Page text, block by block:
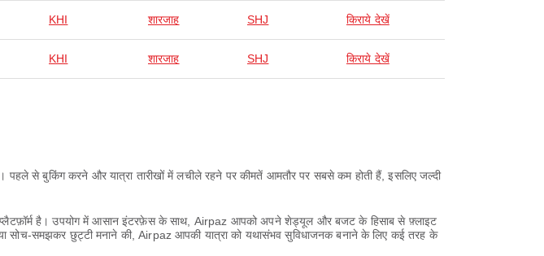
KHI शारजाह SHJ किराये देखें
KHI शारजाह SHJ किराये देखें
पहले से बुकिंग करने और यात्रा तारीखों में लचीले रहने पर कीमतें आमतौर पर सबसे कम होती हैं, इसलिए जल्दी
है। उपयोग में आसान इंटरफ़ेस के साथ, Airpaz आपको अपने शेड्यूल और बजट के हिसाब से फ़्लाइट
सोच-समझकर छुट्टी मनाने की, Airpaz आपकी यात्रा को यथासंभव सुविधाजनक बनाने के लिए कई तरह के